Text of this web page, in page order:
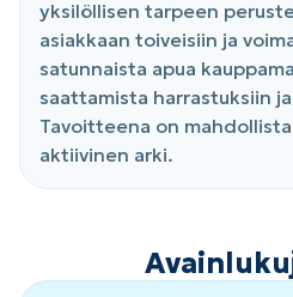
yksilöllisen tarpeen
asiakkaan toiveisiin ja
satunnaista apua
saattamista harrastuksiin
Tavoitteena on
aktiivinen arki.